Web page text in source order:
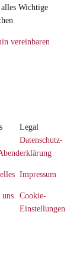
Wichtige
vereinbaren
uns
Legal
Datenschutz­
erklärung
Impressum
Cookie-
Einstellungen